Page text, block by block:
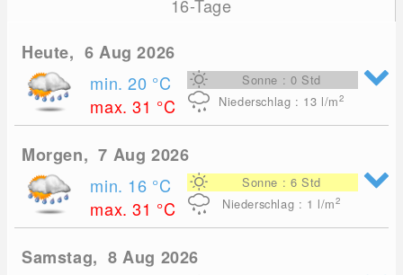
16-Tage
Heute, 6 Aug 2026
min. 20 °C
max. 31 °C
Sonne : 0 Std
Niederschlag : 13 l/m2
Morgen, 7 Aug 2026
min. 16 °C
max. 31 °C
Sonne : 6 Std
Niederschlag : 1 l/m2
Samstag, 8 Aug 2026